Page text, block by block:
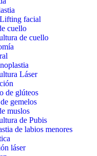
facial
cuello
de cuello
Láser
de glúteos
gemelos
muslos
de Pubis
de labios menores
láser